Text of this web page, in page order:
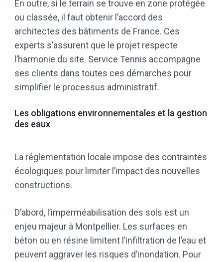
En outre, si le terrain se trouve en zone protégée
ou classée, il faut obtenir l’accord des
architectes des bâtiments de France. Ces
experts s’assurent que le projet respecte
l’harmonie du site. Service Tennis accompagne
ses clients dans toutes ces démarches pour
simplifier le processus administratif.
Les obligations environnementales et la gestion
des eaux
La réglementation locale impose des contraintes
écologiques pour limiter l’impact des nouvelles
constructions.
D’abord, l’imperméabilisation des sols est un
enjeu majeur à Montpellier. Les surfaces en
béton ou en résine limitent l’infiltration de l’eau et
peuvent aggraver les risques d’inondation. Pour